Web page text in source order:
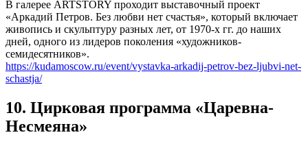
В галерее ARTSTORY проходит выставочный проект
«Аркадий Петров. Без любви нет счастья», который включает
живопись и скульптуру разных лет, от 1970-х гг. до наших
дней, одного из лидеров поколения «художников-
семидесятников».
https://kudamoscow.ru/event/vystavka-arkadij-petrov-bez-ljubvi-net-
schastja/
10. Цирковая программа «Царевна-
Несмеяна»